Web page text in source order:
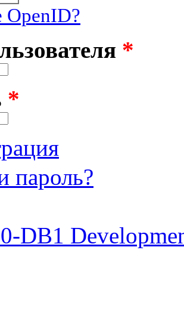
OpenID?
*
*
пароль?
DB1